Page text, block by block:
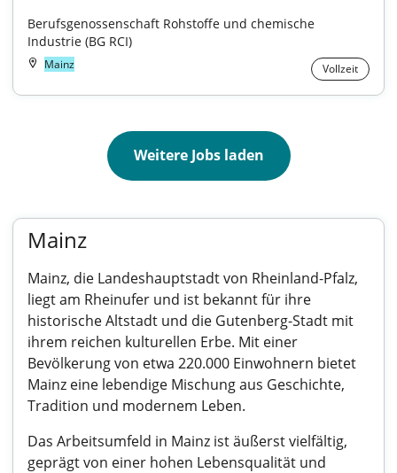
Berufsgenossenschaft Rohstoffe und chemische
Industrie (BG RCI)
Mainz Vollzeit
Weitere Jobs laden
Mainz
Mainz, die Landeshauptstadt von Rheinland-Pfalz,
liegt am Rheinufer und ist bekannt für ihre
historische Altstadt und die Gutenberg-Stadt mit
ihrem reichen kulturellen Erbe. Mit einer
Bevölkerung von etwa 220.000 Einwohnern bietet
Mainz eine lebendige Mischung aus Geschichte,
Tradition und modernem Leben.
Das Arbeitsumfeld in Mainz ist äußerst vielfältig,
geprägt von einer hohen Lebensqualität und